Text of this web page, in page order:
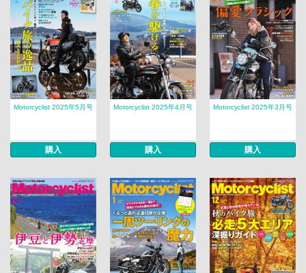
Motorcyclist 2025年5月号
購入
Motorcyclist 2025年4月号
購入
Motorcyclist 2025年3月号
購入